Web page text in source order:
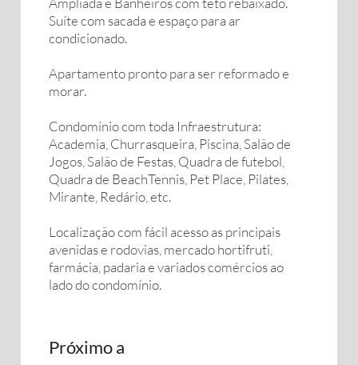
Suíte com sacada e espaço para ar
condicionado.
Apartamento pronto para ser reformado e
morar.
Condomínio com toda Infraestrutura:
Academia, Churrasqueira, Piscina, Salão de
Jogos, Salão de Festas, Quadra de futebol,
Quadra de BeachTennis, Pet Place, Pilates,
Mirante, Redário, etc.
Localização com fácil acesso as principais
avenidas e rodovias, mercado hortifruti,
farmácia, padaria e variados comércios ao
lado do condomínio.
Próximo a